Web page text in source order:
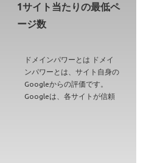
1サイト当たりの最低ペ
ージ数
ドメインパワーとは ドメイ
ンパワーとは、サイト自身の
Googleからの評価です。
Googleは、各サイトが信頼